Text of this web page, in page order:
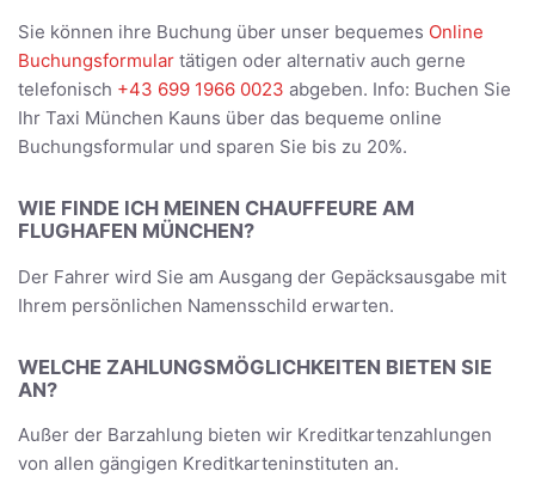
Sie können ihre Buchung über unser bequemes Online
Buchungsformular tätigen oder alternativ auch gerne
telefonisch +43 699 1966 0023 abgeben. Info: Buchen Sie
Ihr Taxi München Kauns über das bequeme online
Buchungsformular und sparen Sie bis zu 20%.
WIE FINDE ICH MEINEN CHAUFFEURE AM
FLUGHAFEN MÜNCHEN?
Der Fahrer wird Sie am Ausgang der Gepäcksausgabe mit
Ihrem persönlichen Namensschild erwarten.
WELCHE ZAHLUNGSMÖGLICHKEITEN BIETEN SIE
AN?
Außer der Barzahlung bieten wir Kreditkartenzahlungen
von allen gängigen Kreditkarteninstituten an.